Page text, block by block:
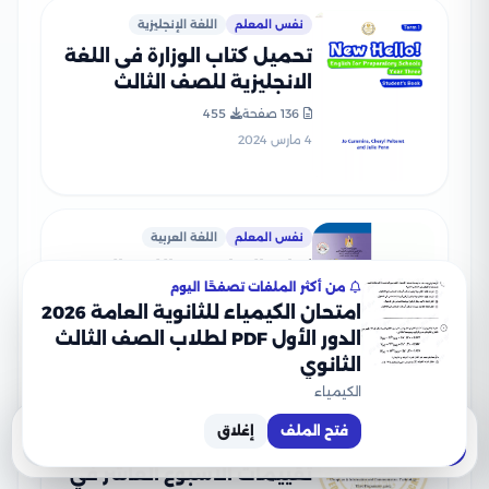
نفس المعلم اللغة الإنجليزية
تحميل كتاب الوزارة فى اللغة
الانجليزية للصف الثالث
الاعدادى 2024 بصيغة PDF
136 صفحة
455
4 مارس 2024
نفس المعلم اللغة العربية
للصف الثالث الاعدادى عام
2026 PDF
122 صفحة
667
نفس المعلم
تكنولوجيا المعلومات والاتصالات لغات ICT
تقييمات الأسبوع العاشر في
تحميل
من أكثر الملفات تصفحًا اليوم
امتحان الكيمياء للثانوية العامة 2026
الدور الأول PDF لطلاب الصف الثالث
الثانوي
الكيمياء
فتح الملف إغلاق